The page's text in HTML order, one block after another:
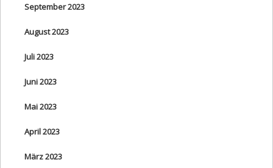
September 2023
August 2023
Juli 2023
Juni 2023
Mai 2023
April 2023
März 2023